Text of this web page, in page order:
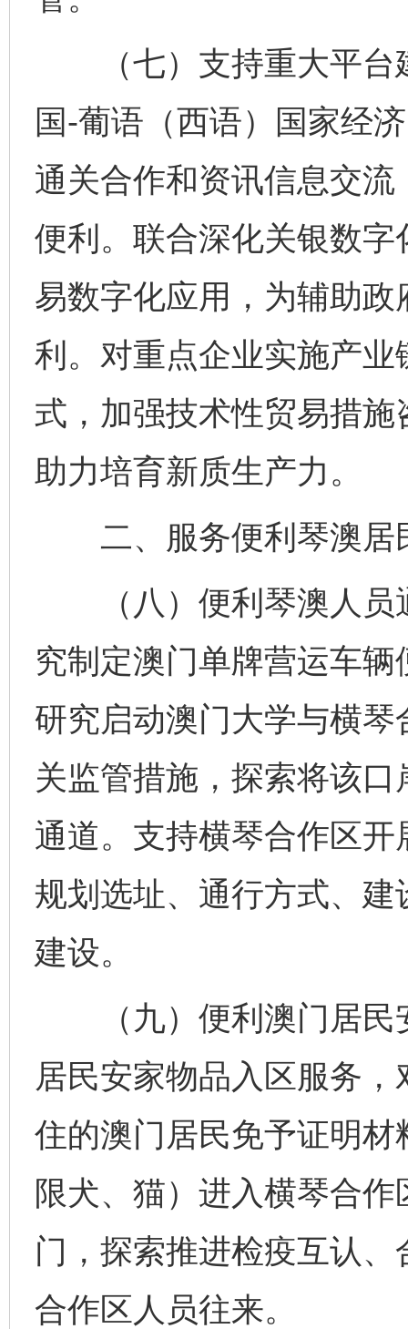
（七）支持重大平台
国-葡语（西语）国家经
通关合作和资讯信息交
便利。联合深化关银数
易数字化应用，为辅助
利。对重点企业实施产业
式，加强技术性贸易措
助力培育新质生产力。
二、服务便利琴澳居
（八）便利琴澳人员
究制定澳门单牌营运车
研究启动澳门大学与横
关监管措施，探索将该
通道。支持横琴合作区
规划选址、通行方式、
建设。
（九）便利澳门居民
居民安家物品入区服务
住的澳门居民免予证明
限犬、猫）进入横琴合
门，探索推进检疫互认
合作区人员往来。